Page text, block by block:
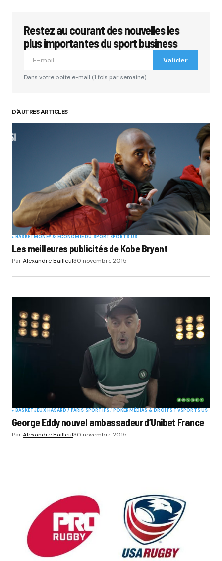
Votre adresse e-mail ne sera pas publiée.Les
champs obligatoires sont indiqués avec*
Submit Comment
Restez au courant des nouvelles les
plus importantes du sport business
Valider
Dans votre boite e-mail (1 fois par semaine).
D'AUTRES ARTICLES
BASKETMONEY & ÉCONOMIE DU SPORTSPORTS US
Les meilleures publicités de Kobe Bryant
ParAlexandre Bailleul30 novembre 2015
BASKETJEUX HASARD / PARIS SPORTIFS / POKERMÉDIAS & DROITS TVSPORTS US
George Eddy nouvel ambassadeur d’Unibet France
ParAlexandre Bailleul30 novembre 2015